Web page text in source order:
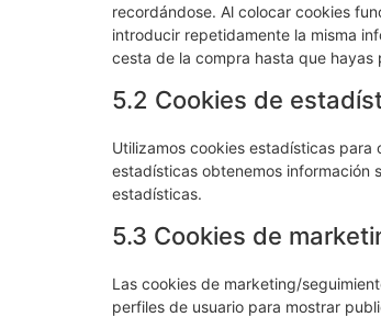
recordándose. Al colocar cookies
introducir repetidamente la misma
cesta de la compra hasta que
5.2 Cookies de
Utilizamos cookies estadísticas
estadísticas obtenemos información
estadísticas.
5.3 Cookies de
Las cookies de marketing/
perfiles de usuario para mostrar